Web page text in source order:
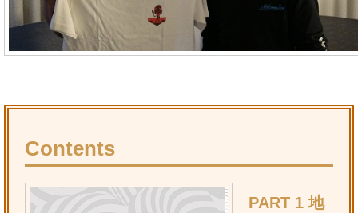
Contents
PART 1 地